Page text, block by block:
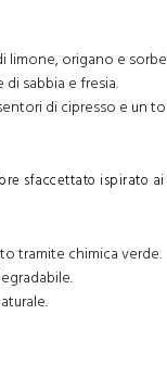
limone, origano e
sabbia e fresia.
di cipresso e un
sfaccettato ispirato
tramite chimica verde.